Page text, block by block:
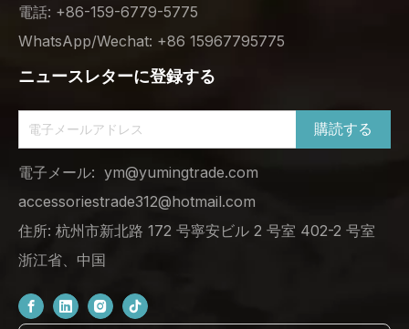
電話: +86-159-6779-5775
WhatsApp/Wechat: +86 15967795775
ニュースレターに登録する
購読する
電子メール: ym@yumingtrade.com
accessoriestrade312@hotmail.com
住所: 杭州市新北路 172 号寧安ビル 2 号室 402-2 号室
浙江省、中国